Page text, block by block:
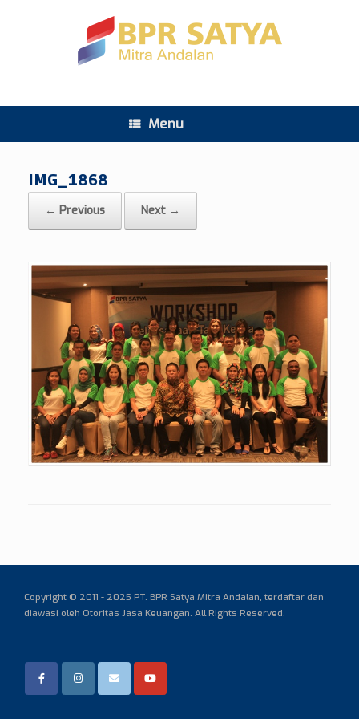
Menu
IMG_1868
← Previous Next →
Copyright © 2011 - 2025 PT. BPR Satya Mitra Andalan, terdaftar dan
diawasi oleh Otoritas Jasa Keuangan. All Rights Reserved.